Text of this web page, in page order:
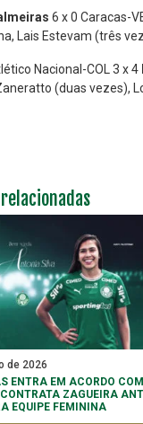
6 x 0 Caracas-
Lais Estevam (três
Nacional-COL 3 x 4
(duas vezes),
de 2026
ENTRA EM ACORDO
ZAGUEIRA
EQUIPE FEMININA